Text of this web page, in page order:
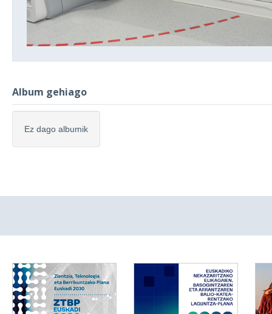
Album gehiago
Ez dago albumik